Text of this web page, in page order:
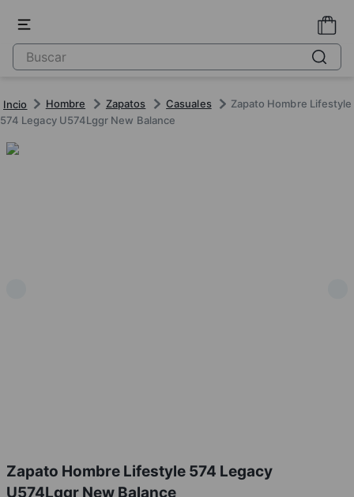
Hombre Zapatos Casuales
Zapato Hombre Lifestyle
574 Legacy U574Lggr New Balance
Zapato Hombre Lifestyle 574 Legacy
U574Lggr New Balance